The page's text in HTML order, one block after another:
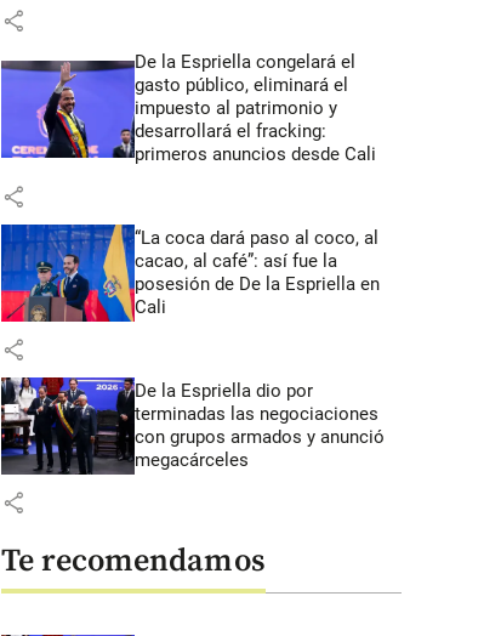
share
De la Espriella congelará el
gasto público, eliminará el
impuesto al patrimonio y
desarrollará el fracking:
primeros anuncios desde Cali
share
“La coca dará paso al coco, al
cacao, al café”: así fue la
posesión de De la Espriella en
Cali
share
De la Espriella dio por
terminadas las negociaciones
con grupos armados y anunció
megacárceles
share
Te recomendamos